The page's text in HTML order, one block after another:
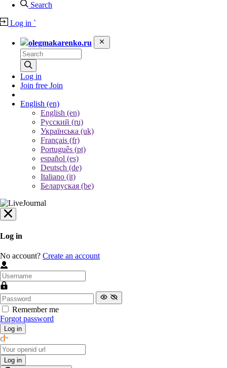
Search
Log in `
olegmakarenko.ru
Log in
Join free Join
English (en)
English (en)
Русский (ru)
Українська (uk)
Français (fr)
Português (pt)
español (es)
Deutsch (de)
Italiano (it)
Беларуская (be)
Log in
No account? Create an account
Remember me
Forgot password
Log in
Log in